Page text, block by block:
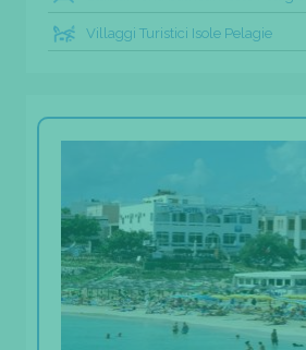
Villaggi Turistici Isole Pelagie